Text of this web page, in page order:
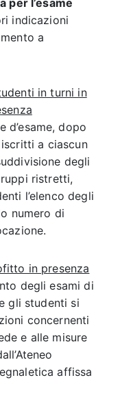
per l’esame
indicazioni
a
in turni in
d’esame, dopo
a ciascun
degli
ristretti,
l’elenco degli
numero di
in presenza
degli esami di
gli studenti si
concernenti
e alle misure
affissa